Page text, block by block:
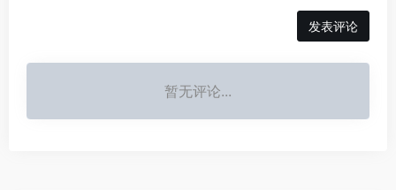
发表评论
暂无评论...